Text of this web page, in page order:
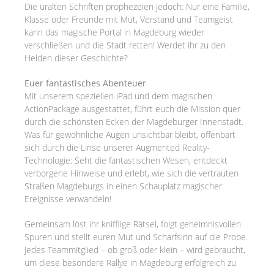
Die uralten Schriften prophezeien jedoch: Nur eine Familie,
Klasse oder Freunde mit Mut, Verstand und Teamgeist
kann das magische Portal in Magdeburg wieder
verschließen und die Stadt retten! Werdet ihr zu den
Helden dieser Geschichte?
Euer fantastisches Abenteuer
Mit unserem speziellen iPad und dem magischen
ActionPackage ausgestattet, führt euch die Mission quer
durch die schönsten Ecken der Magdeburger Innenstadt.
Was für gewöhnliche Augen unsichtbar bleibt, offenbart
sich durch die Linse unserer Augmented Reality-
Technologie: Seht die fantastischen Wesen, entdeckt
verborgene Hinweise und erlebt, wie sich die vertrauten
Straßen Magdeburgs in einen Schauplatz magischer
Ereignisse verwandeln!
Gemeinsam löst ihr knifflige Rätsel, folgt geheimnisvollen
Spuren und stellt euren Mut und Scharfsinn auf die Probe.
Jedes Teammitglied – ob groß oder klein – wird gebraucht,
um diese besondere Rallye in Magdeburg erfolgreich zu